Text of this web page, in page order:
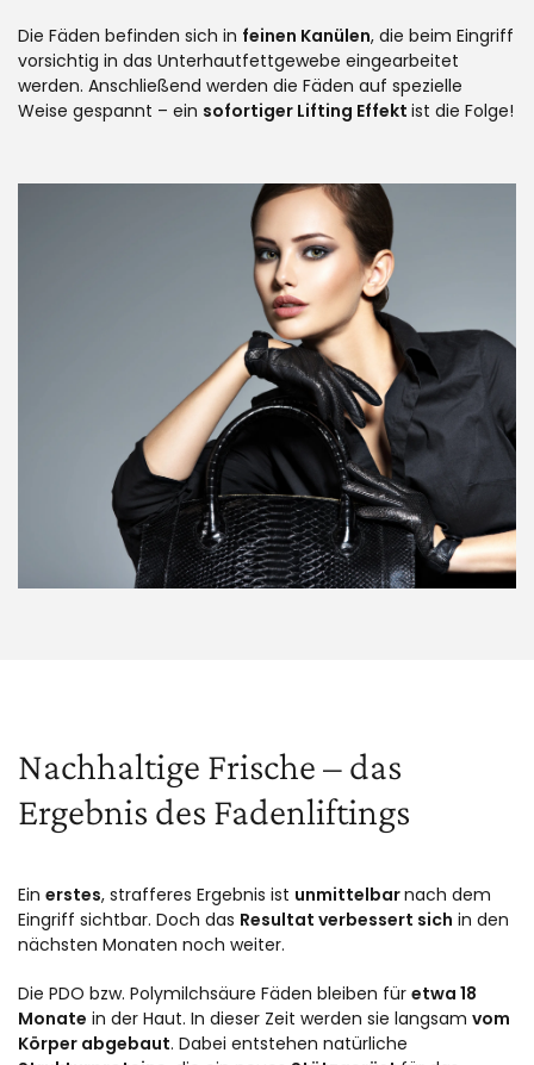
Die Fäden befinden sich in feinen Kanülen, die beim Eingriff
vorsichtig in das Unterhautfettgewebe eingearbeitet
werden. Anschließend werden die Fäden auf spezielle
Weise gespannt – ein sofortiger Lifting Effekt ist die Folge!
Nachhaltige Frische – das
Ergebnis des Fadenliftings
Ein erstes, strafferes Ergebnis ist unmittelbarnach dem
Eingriff sichtbar. Doch das Resultat verbessert sich in den
nächsten Monaten noch weiter.
Die PDO bzw. Polymilchsäure Fäden bleiben für etwa 18
Monate in der Haut. In dieser Zeit werden sie langsam vom
Körper abgebaut. Dabei entstehen natürliche